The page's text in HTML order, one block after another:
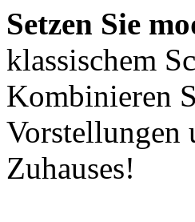
Setzen Sie
klassischem
Kombinieren
Vorstellungen
Zuhauses!